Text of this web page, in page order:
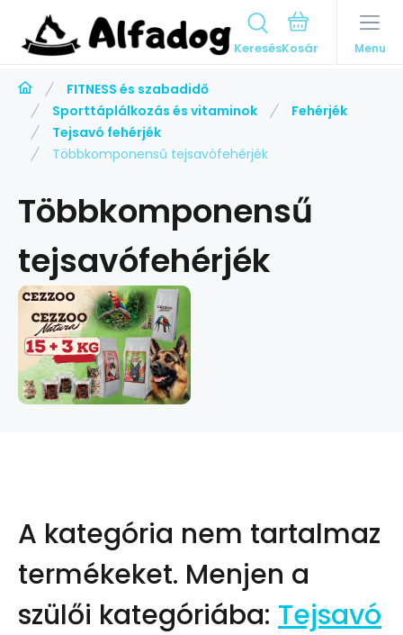
Keresés Menu
FITNESS és szabadidő
Sporttáplálkozás és vitaminok
Fehérjék
Tejsavó fehérjék
Többkomponensű tejsavófehérjék
Többkomponensű
tejsavófehérjék
A kategória nem tartalmaz
termékeket. Menjen a
szülői kategóriába: Tejsavó